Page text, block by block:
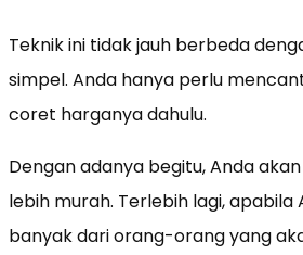
Teknik ini tidak jauh berbeda
simpel. Anda hanya perlu
coret harganya dahulu.
Dengan adanya begitu, Anda
lebih murah. Terlebih lagi,
banyak dari orang-orang yang